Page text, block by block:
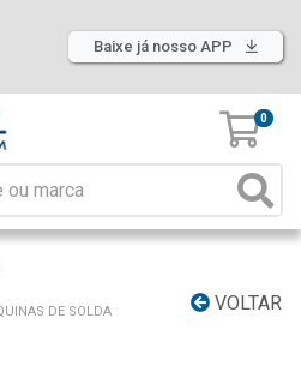
Baixe já nosso APP
0
VOLTAR
DE SOLDA